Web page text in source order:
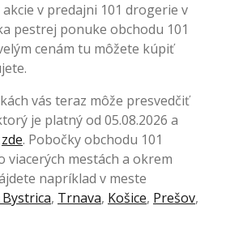
v predajni 101 drogerie v
pestrej ponuke obchodu 101
cenám tu môžete kúpiť
vás teraz môže presvedčiť
je platný od 05.08.2026 a
zde. Pobočky obchodu 101
viacerých mestách a okrem
napríklad v meste
, Trnava, Košice, Prešov,